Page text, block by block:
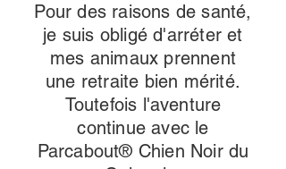
Pour des raisons de santé,
je suis obligé d'arréter et
mes animaux prennent
une retraite bien mérité.
Toutefois l'aventure
continue avec le
Parcabout® Chien Noir du